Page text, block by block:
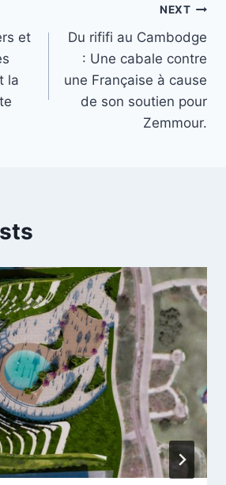
et
la
NEXT
Du rififi au Cambodge
: Une cabale contre
une Française à cause
de son soutien pour
Zemmour.